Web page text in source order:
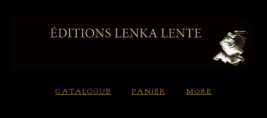
CATALOGUE PANIER MORE